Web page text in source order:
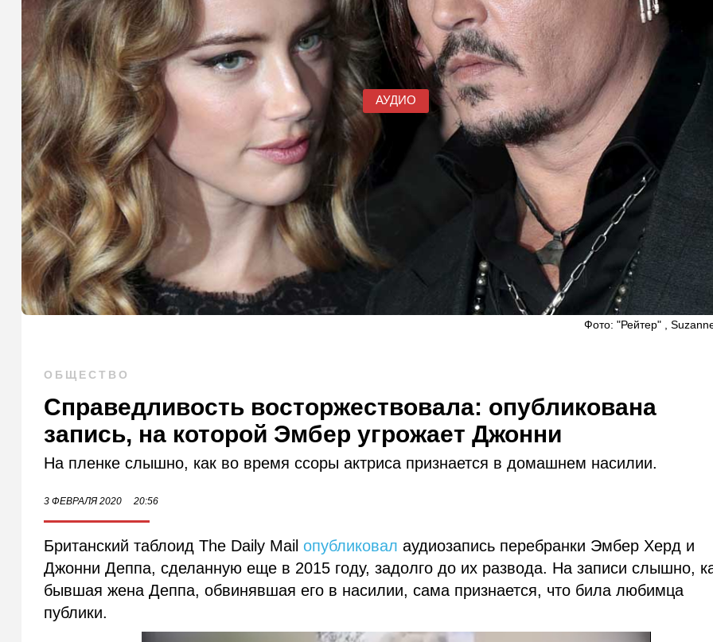
АУДИО
Фото: "Рейтер" ,
ОБЩЕСТВО
Справедливость восторжествовала: опубликована
запись, на которой Эмбер угрожает Джонни
На пленке слышно, как во время ссоры актриса признается в домашнем насилии.
3 ФЕВРАЛЯ 2020 20:56
Британский таблоид The Daily Mailопубликовал аудиозапись перебранки Эмбер Херд и
Джонни Деппа, сделанную еще в 2015 году, задолго до их развода. На записи слышно,
бывшая жена Деппа, обвинявшая его в насилии, сама признается, что била любимца
публики.